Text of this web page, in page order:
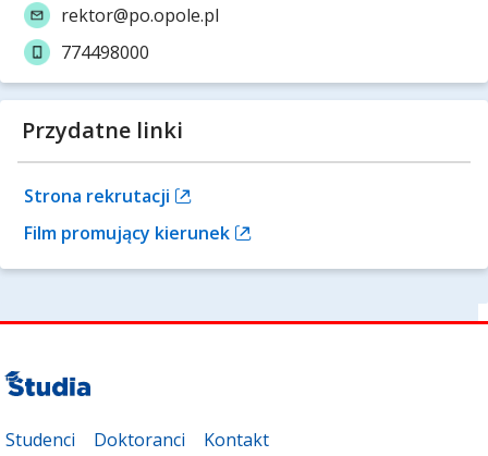
rektor@po.opole.pl
774498000
Przydatne linki
Strona rekrutacji
Film promujący kierunek
Studenci Doktoranci Kontakt